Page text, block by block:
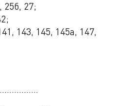
25б, 27;
143, 145, 145а, 147,